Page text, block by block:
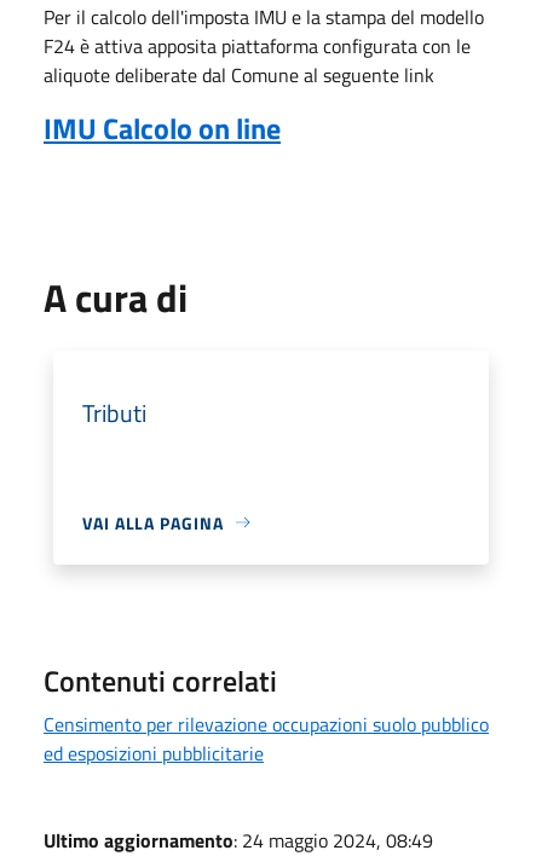
Per il calcolo dell'imposta IMU e la stampa del modello
F24 è attiva apposita piattaforma configurata con le
aliquote deliberate dal Comune al seguente link
IMU Calcolo on line
A cura di
Tributi
VAI ALLA PAGINA
Contenuti correlati
Censimento per rilevazione occupazioni suolo pubblico
ed esposizioni pubblicitarie
Ultimo aggiornamento: 24 maggio 2024, 08:49